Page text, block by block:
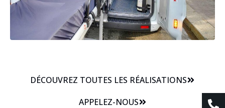
DÉCOUVREZ TOUTES LES RÉALISATIONS
APPELEZ-NOUS